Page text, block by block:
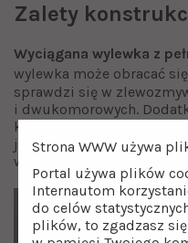
Zalety
Wyciągana wylewka z
wylewka może obracać
sprawdzi się w
i dwukomorowych.
końcówka ułatwia
jak napełnianie wysokich
warzyw i owoców czy
Strona WWW używa
Portal używa plików
Internautom
do celów
plików, to zgadzasz